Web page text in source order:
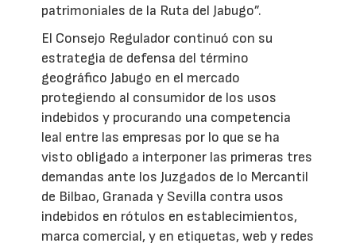
patrimoniales de la Ruta del Jabugo”.
El Consejo Regulador continuó con su
estrategia de defensa del término
geográfico Jabugo en el mercado
protegiendo al consumidor de los usos
indebidos y procurando una competencia
leal entre las empresas por lo que se ha
visto obligado a interponer las primeras tres
demandas ante los Juzgados de lo Mercantil
de Bilbao, Granada y Sevilla contra usos
indebidos en rótulos en establecimientos,
marca comercial, y en etiquetas, web y redes